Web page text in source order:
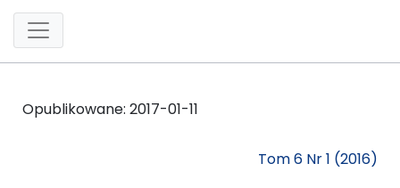
Opublikowane: 2017-01-11
Tom 6 Nr 1 (2016)